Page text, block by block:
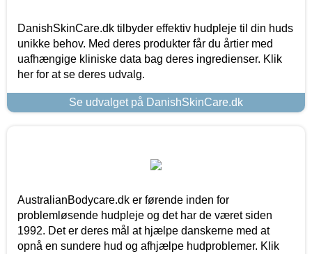
DanishSkinCare.dk tilbyder effektiv hudpleje til din huds
unikke behov. Med deres produkter får du årtier med
uafhængige kliniske data bag deres ingredienser. Klik
her for at se deres udvalg.
Se udvalget på DanishSkinCare.dk
AustralianBodycare.dk er førende inden for
problemløsende hudpleje og det har de været siden
1992. Det er deres mål at hjælpe danskerne med at
opnå en sundere hud og afhjælpe hudproblemer. Klik